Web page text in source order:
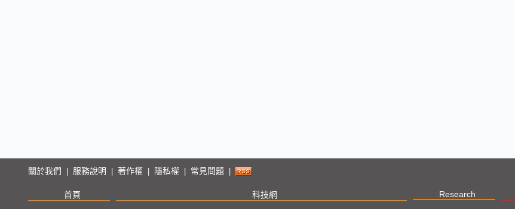
關於我們 服務說明 著作權 隱私權 常見問題
首頁 科技網 Research